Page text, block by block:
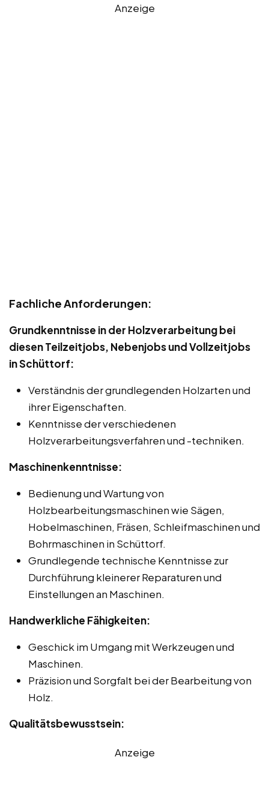
Anzeige
Fachliche Anforderungen:
Grundkenntnisse in der Holzverarbeitung bei
diesen Teilzeitjobs, Nebenjobs und Vollzeitjobs
in Schüttorf:
Verständnis der grundlegenden Holzarten und
ihrer Eigenschaften.
Kenntnisse der verschiedenen
Holzverarbeitungsverfahren und -techniken.
Maschinenkenntnisse:
Bedienung und Wartung von
Holzbearbeitungsmaschinen wie Sägen,
Hobelmaschinen, Fräsen, Schleifmaschinen und
Bohrmaschinen in Schüttorf.
Grundlegende technische Kenntnisse zur
Durchführung kleinerer Reparaturen und
Einstellungen an Maschinen.
Handwerkliche Fähigkeiten:
Geschick im Umgang mit Werkzeugen und
Maschinen.
Präzision und Sorgfalt bei der Bearbeitung von
Holz.
Qualitätsbewusstsein:
Anzeige